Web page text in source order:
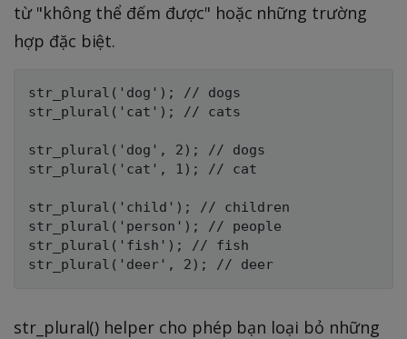
từ "không thể đếm được" hoặc những trường
hợp đặc biệt.
str_plural('dog'); // dogs
str_plural('cat'); // cats
str_plural('dog', 2); // dogs
str_plural('cat', 1); // cat
str_plural('child'); // children
str_plural('person'); // people
str_plural('fish'); // fish
str_plural() helper cho phép bạn loại bỏ những